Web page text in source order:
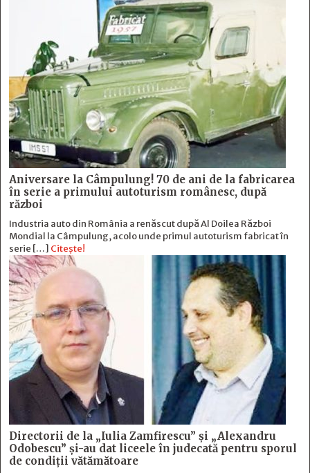
Aniversare la Câmpulung! 70 de ani de la fabricarea
în serie a primului autoturism românesc, după
război
Industria auto din România a renăscut după Al Doilea Război
Mondial la Câmpulung, acolo unde primul autoturism fabricat în
serie […] Citește!
Directorii de la „Iulia Zamfirescu” și „Alexandru
Odobescu” și-au dat liceele în judecată pentru sporul
de condiții vătămătoare